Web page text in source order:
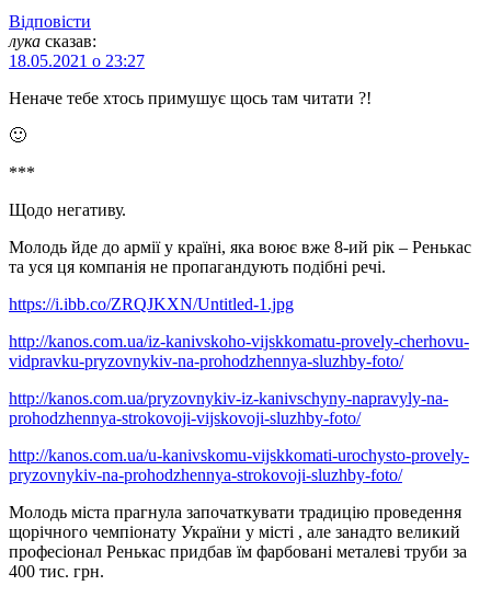
Відповіcти
лука сказав:
18.05.2021 о 23:27
Неначе тебе хтось примушує щось там читати ?!
🙂
***
Щодо негативу.
Молодь йде до армії у країні, яка воює вже 8-ий рік – Ренькас
та уся ця компанія не пропагандують подібні речі.
https://i.ibb.co/ZRQJKXN/Untitled-1.jpg
http://kanos.com.ua/iz-kanivskoho-vijskkomatu-provely-cherhovu-
vidpravku-pryzovnykiv-na-prohodzhennya-sluzhby-foto/
http://kanos.com.ua/pryzovnykiv-iz-kanivschyny-napravyly-na-
prohodzhennya-strokovoji-vijskovoji-sluzhby-foto/
http://kanos.com.ua/u-kanivskomu-vijskkomati-urochysto-provely-
pryzovnykiv-na-prohodzhennya-strokovoji-sluzhby-foto/
Молодь міста прагнула започаткувати традицію проведення
щорічного чемпіонату України у місті , але занадто великий
професіонал Ренькас придбав їм фарбовані металеві труби за
400 тис. грн.